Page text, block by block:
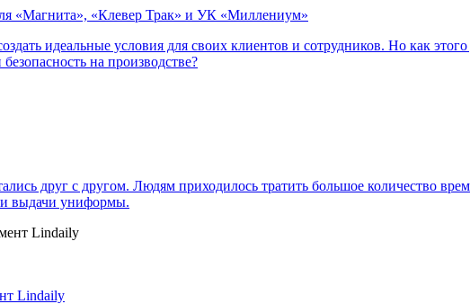
«Магнита», «Клевер Трак» и УК «Миллениум»
идеальные условия для своих клиентов и сотрудников. Но как этого
на производстве?
друг с другом. Людям приходилось тратить большое количество
и выдачи униформы.
Lindaily